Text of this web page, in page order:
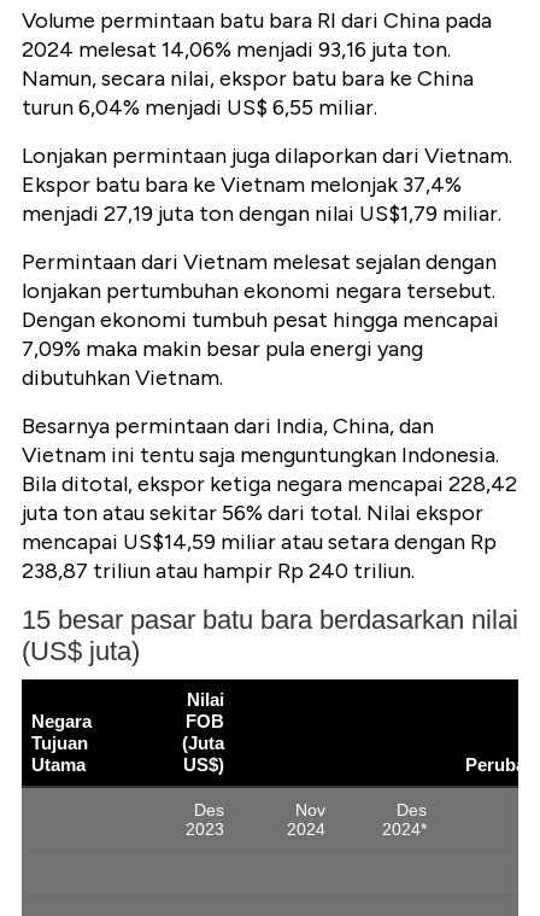
Volume permintaan batu bara RI dari China pada
2024 melesat 14,06% menjadi 93,16 juta ton.
Namun, secara nilai, ekspor batu bara ke China
turun 6,04% menjadi US$ 6,55 miliar.
Lonjakan permintaan juga dilaporkan dari Vietnam.
Ekspor batu bara ke Vietnam melonjak 37,4%
menjadi 27,19 juta ton dengan nilai US$1,79 miliar.
Permintaan dari Vietnam melesat sejalan dengan
lonjakan pertumbuhan ekonomi negara tersebut.
Dengan ekonomi tumbuh pesat hingga mencapai
7,09% maka makin besar pula energi yang
dibutuhkan Vietnam.
Besarnya permintaan dari India, China, dan
Vietnam ini tentu saja menguntungkan Indonesia.
Bila ditotal, ekspor ketiga negara mencapai 228,42
juta ton atau sekitar 56% dari total. Nilai ekspor
mencapai US$14,59 miliar atau setara dengan Rp
238,87 triliun atau hampir Rp 240 triliun.